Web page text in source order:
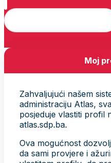
Moj
Zahvaljujući našem
administraciju Atlas,
posjeduje vlastiti profil
atlas.sdp.ba.
Ova mogućnost
da sami provjere i